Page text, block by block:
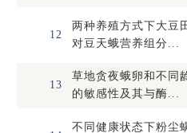
12
两种养殖方式下大豆
对豆天蛾营养组分...
13
草地贪夜蛾卵和不同
的敏感性及其与酶...
不同健康状态下粉尘